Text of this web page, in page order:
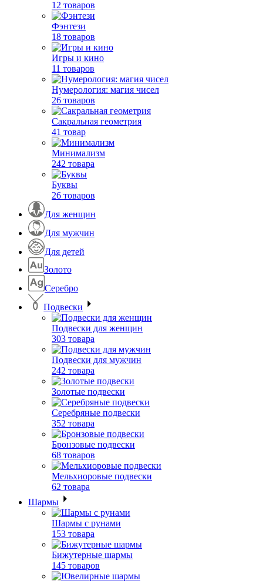
12 товаров
Фэнтези
18 товаров
Игры и кино
11 товаров
Нумерология: магия чисел
26 товаров
Сакральная геометрия
41 товар
Минимализм
242 товара
Буквы
26 товаров
Для женщин
Для мужчин
Для детей
Золото
Серебро
Подвески
Подвески для женщин
303 товара
Подвески для мужчин
242 товара
Золотые подвески
Серебряные подвески
352 товара
Бронзовые подвески
68 товаров
Мельхиоровые подвески
62 товара
Шармы
Шармы с рунами
153 товара
Бижутерные шармы
145 товаров